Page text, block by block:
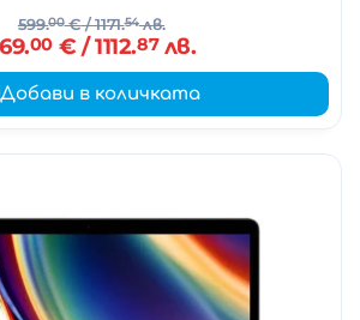
599.00€/ 1171.54лв.
00€ / 1112.87лв.
Добави в количката